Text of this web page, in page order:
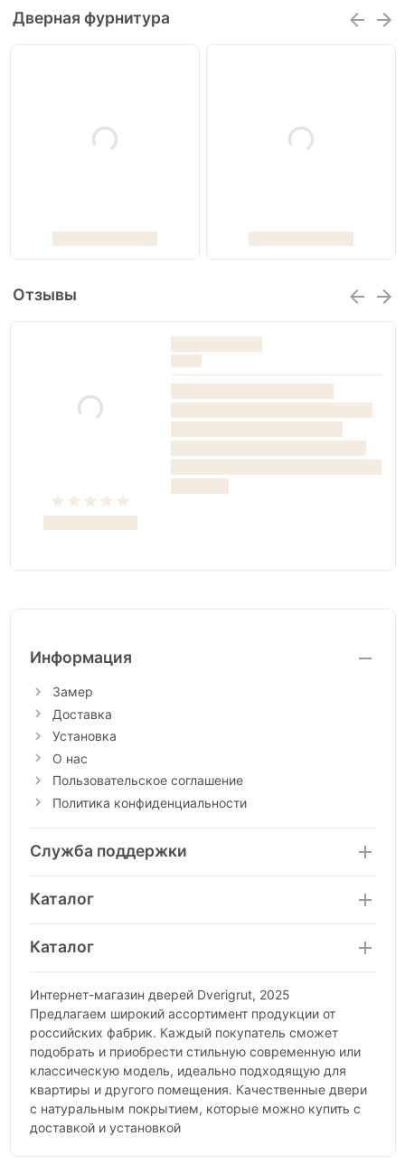
Дверная фурнитура
Отзывы
Информация
Замер
Доставка
Установка
О нас
Пользовательское соглашение
Политика конфиденциальности
Служба поддержки
Каталог
Каталог
Интернет-магазин дверей Dverigrut, 2025
Предлагаем широкий ассортимент продукции от
российских фабрик. Каждый покупатель сможет
подобрать и приобрести стильную современную или
классическую модель, идеально подходящую для
квартиры и другого помещения. Качественные двери
с натуральным покрытием, которые можно купить с
доставкой и установкой